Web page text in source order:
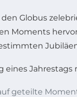
Globus
Moments
eines
geteilte